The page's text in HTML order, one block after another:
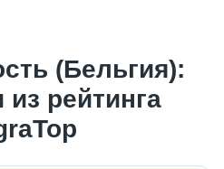
(Бельгия):
рейтинга